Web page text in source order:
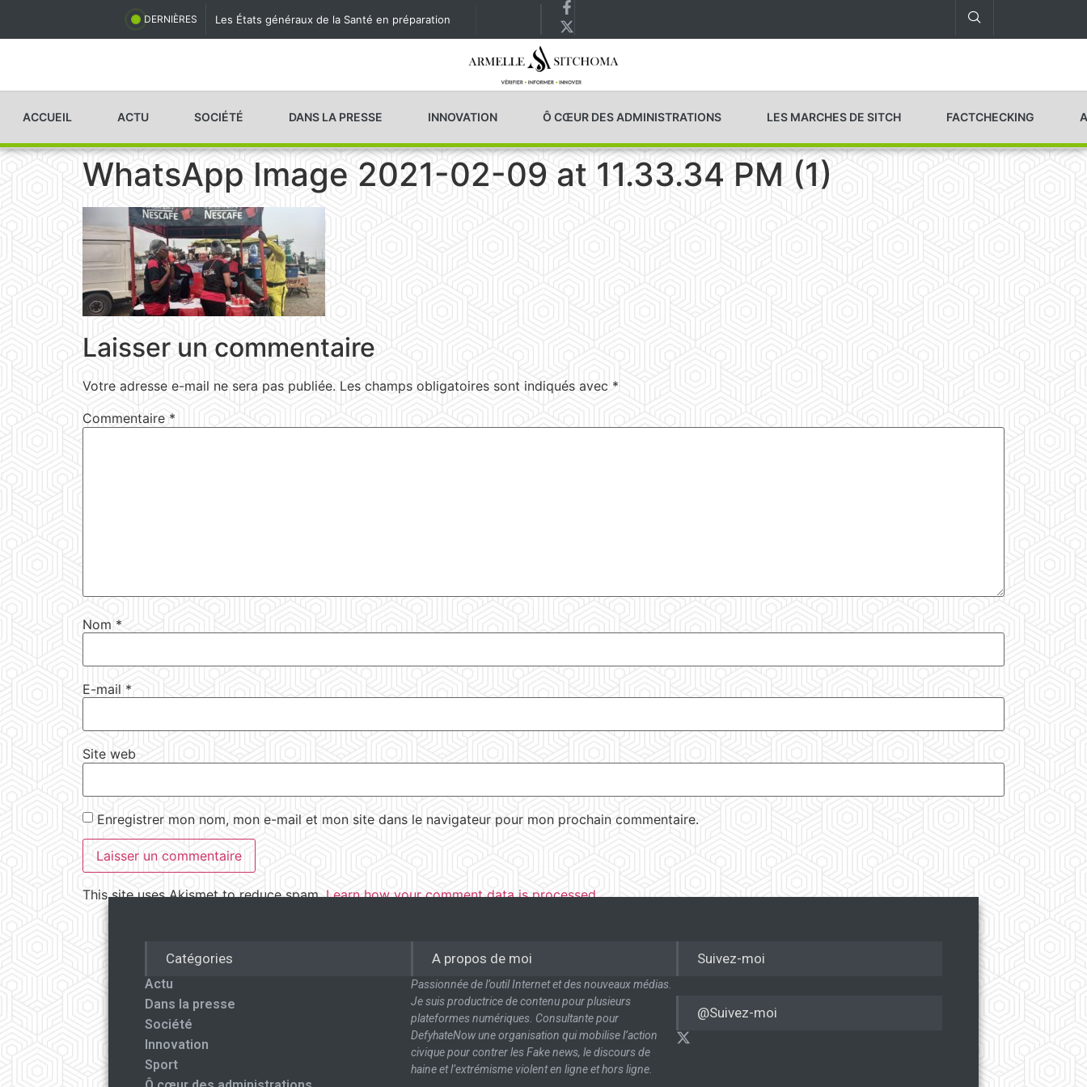
DERNIÈRES Les États généraux de la Santé en préparation
ACCUEIL ACTU SOCIÉTÉ DANS LA PRESSE INNOVATION Ô CŒUR DES ADMINISTRATIONS LES MARCHES DE SITCH FACTCHECKING
WhatsApp Image 2021-02-09 at 11.33.34 PM (1)
Laisser un commentaire
Votre adresse e-mail ne sera pas publiée. Les champs obligatoires sont indiqués avec *
Commentaire*
Nom *
E-mail *
Site web
Enregistrer mon nom, mon e-mail et mon site dans le navigateur pour mon prochain commentaire.
This site uses Akismet to reduce spam.Learn how your comment data is processed.
Catégories
Actu
Dans la presse
Société
Innovation
Sport
A propos de moi
Passionnée de l’outil Internet et des nouveaux médias.
Je suis productrice de contenu pour plusieurs
plateformes numériques. Consultante pour
DefyhateNow une organisation qui mobilise l’action
civique pour contrer les Fake news, le discours de
haine et l’extrémisme violent en ligne et hors ligne.
Suivez-moi
@Suivez-moi